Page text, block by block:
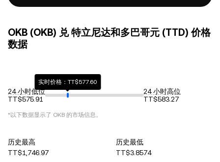
OKB (OKB) 兑 特立尼达和多巴哥元 (TTD) 价格
数据
24 小时低位
TT$575.91
实时价格：TT$577.60
24 小时高位
TT$583.27
*以下数据显示了 OKB 的市场信息。
历史最高
TT$1,746.97
历史最低
TT$3.8574